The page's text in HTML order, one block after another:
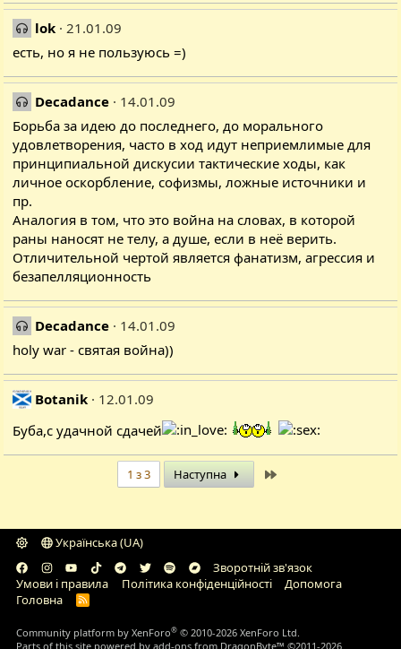
lok
21.01.09
есть, но я не пользуюсь =)
Decadance
14.01.09
Борьба за идею до последнего, до морального
удовлетворения, часто в ход идут неприемлимые для
принципиальной дискусии тактические ходы, как
личное оскорбление, софизмы, ложные источники и
пр.
Аналогия в том, что это война на словах, в которой
раны наносят не телу, а душе, если в неё верить.
Отличительной чертой является фанатизм, агрессия и
безапелляционность
Decadance
14.01.09
holy war - святая война))
Botanik
12.01.09
Буба,с удачной сдачей
1 з 3 Наступна
Українська (UA)
Зворотній зв'язок
Умови і правила
Політика конфіденційності
Дoпoмoга
Головна
R
Community platform by XenForo® © 2010-2026 XenForo Ltd.
Parts of this site powered byadd-ons from DragonByte™ ©2011-2026